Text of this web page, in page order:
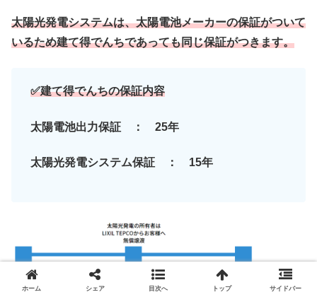
太陽光発電システムは、太陽電池メーカーの保証がついて
いるため建て得でんちであっても同じ保証がつきます。
✅建て得でんちの保証内容
太陽電池出力保証 ： 25年
太陽光発電システム保証 ： 15年
ホーム シェア 目次へ トップ サイドバー